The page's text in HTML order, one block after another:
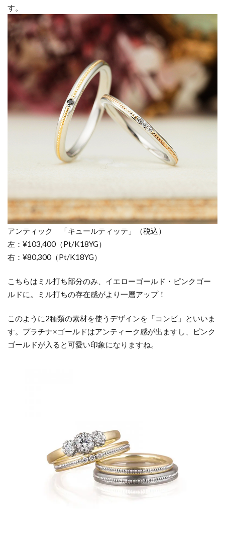
す。
アンティック 「キュールティッテ」（税込）
左：¥103,400（Pt/K18YG）
右：¥80,300（Pt/K18YG）
こちらはミル打ち部分のみ、イエローゴールド・ピンクゴー
ルドに。ミル打ちの存在感がより一層アップ！
このように2種類の素材を使うデザインを「コンビ」といいま
す。プラチナ×ゴールドはアンティーク感が出ますし、ピンク
ゴールドが入ると可愛い印象になりますね。